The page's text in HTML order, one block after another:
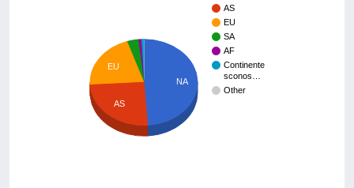
AS
EU
SA
AF
Continente
sconos…
Other
NA
EU
AS